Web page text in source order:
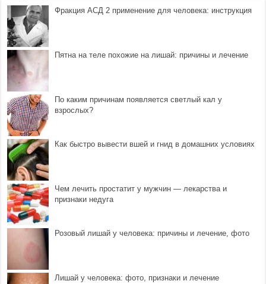
Фракция АСД 2 применение для человека: инструкция
Пятна на теле похожие на лишай: причины и лечение
По каким причинам появляется светлый кал у
взрослых?
Как быстро вывести вшей и гнид в домашних условиях
Чем лечить простатит у мужчин — лекарства и
признаки недуга
Розовый лишай у человека: причины и лечение, фото
Лишай у человека: фото, признаки и лечение